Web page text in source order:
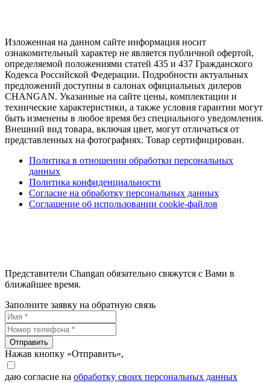
Изложенная на данном сайте информация носит
ознакомительный характер не является публичной офертой,
определяемой положениями статей 435 и 437 Гражданского
Кодекса Российской Федерации. Подробности актуальных
предложений доступны в салонах официальных дилеров
CHANGAN. Указанные на сайте цены, комплектации и
технические характеристики, а также условия гарантии могут
быть изменены в любое время без специального уведомления.
Внешний вид товара, включая цвет, могут отличаться от
представленных на фотографиях. Товар сертифицирован.
Политика в отношении обработки персональных
данных
Политика конфиденциальности
Согласие на обработку персональных данных
Соглашение об использовании cookie-файлов
Представители Changan обязательно свяжутся с Вами в
ближайшее время.
Заполните заявку на обратную связь
Отправить
Нажав кнопку «Отправить»,
даю согласие на обработку своих персональных данных